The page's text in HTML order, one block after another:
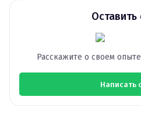
Оставить
Расскажите о своем
Написать